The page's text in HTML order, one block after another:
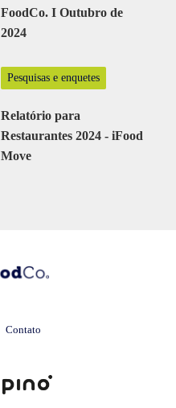
FoodCo. I Outubro de
2024
Pesquisas e enquetes
Relatório para
Restaurantes 2024 - iFood
Move
Contato